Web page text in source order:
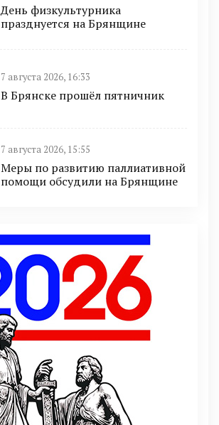
День физкультурника
празднуется на Брянщине
7 августа 2026, 16:33
В Брянске прошёл пятничник
7 августа 2026, 15:55
Меры по развитию паллиативной
помощи обсудили на Брянщине